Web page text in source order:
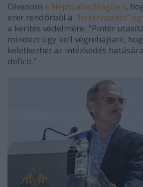
Olvasom a Népszabadságban,
ezer rendőrből a "határvadász”
a kerítés védelmére. "Pintér
mindezt úgy kell végrehajtani,
keletkezhet az intézkedés
deficit.”